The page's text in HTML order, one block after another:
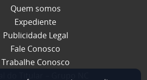
Quem somos
Expediente
Publicidade Legal
Fale Conosco
Trabalhe Conosco